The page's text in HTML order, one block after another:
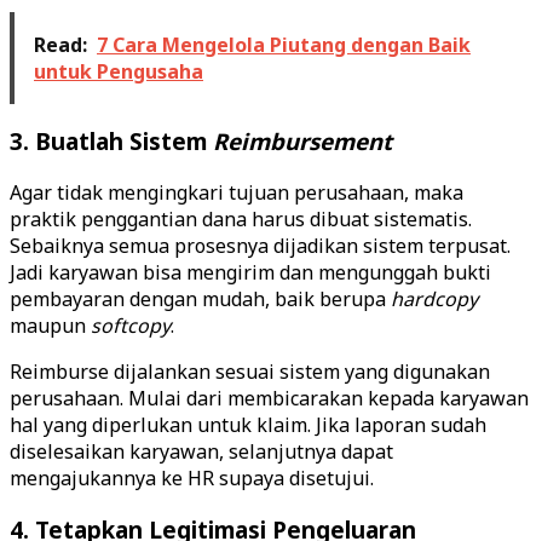
Read: 7 Cara Mengelola Piutang dengan Baik
untuk Pengusaha
3. Buatlah Sistem Reimbursement
Agar tidak mengingkari tujuan perusahaan, maka
praktik penggantian dana harus dibuat sistematis.
Sebaiknya semua prosesnya dijadikan sistem terpusat.
Jadi karyawan bisa mengirim dan mengunggah bukti
pembayaran dengan mudah, baik berupa hardcopy
maupun softcopy.
Reimburse dijalankan sesuai sistem yang digunakan
perusahaan. Mulai dari membicarakan kepada karyawan
hal yang diperlukan untuk klaim. Jika laporan sudah
diselesaikan karyawan, selanjutnya dapat
mengajukannya ke HR supaya disetujui.
4. Tetapkan Legitimasi Pengeluaran